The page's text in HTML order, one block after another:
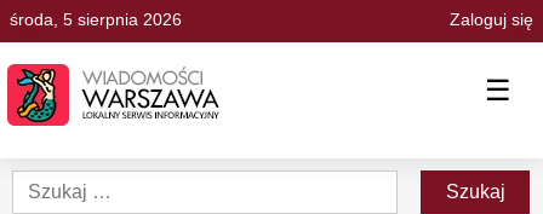
środa, 5 sierpnia 2026 Zaloguj się
☰